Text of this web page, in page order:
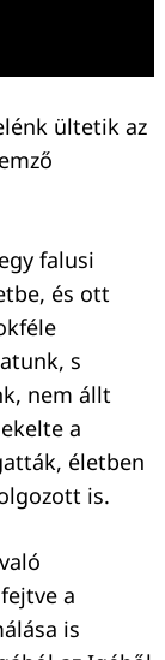
ültetik az
falusi
és ott
s
nem állt
a
életben
is.
a
is